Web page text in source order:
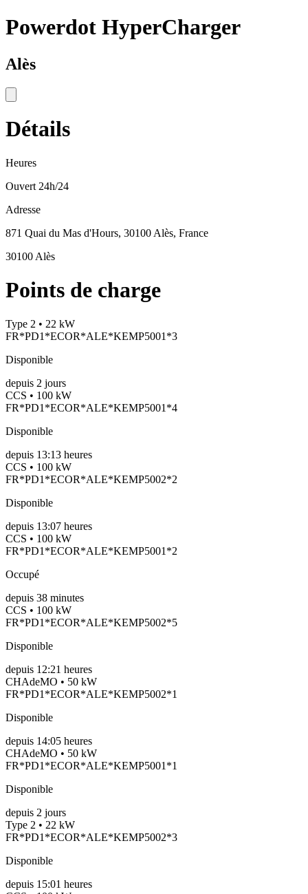
Powerdot HyperCharger
Alès
Détails
Heures
Ouvert 24h/24
Adresse
871 Quai du Mas d'Hours, 30100 Alès, France
30100 Alès
Points de charge
Type 2 • 22 kW
FR*PD1*ECOR*ALE*KEMP5001*3
Disponible
depuis 2 jours
CCS • 100 kW
FR*PD1*ECOR*ALE*KEMP5001*4
Disponible
depuis 13:13 heures
CCS • 100 kW
FR*PD1*ECOR*ALE*KEMP5002*2
Disponible
depuis 13:07 heures
CCS • 100 kW
FR*PD1*ECOR*ALE*KEMP5001*2
Occupé
depuis 38 minutes
CCS • 100 kW
FR*PD1*ECOR*ALE*KEMP5002*5
Disponible
depuis 12:21 heures
CHAdeMO • 50 kW
FR*PD1*ECOR*ALE*KEMP5002*1
Disponible
depuis 14:05 heures
CHAdeMO • 50 kW
FR*PD1*ECOR*ALE*KEMP5001*1
Disponible
depuis 2 jours
Type 2 • 22 kW
FR*PD1*ECOR*ALE*KEMP5002*3
Disponible
depuis 15:01 heures